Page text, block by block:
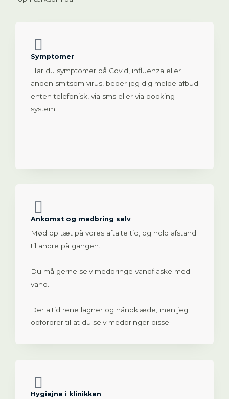
Symptomer
Har du symptomer på Covid, influenza eller
anden smitsom virus, beder jeg dig melde afbud
enten telefonisk, via sms eller via booking
system.
Ankomst og medbring selv
Mød op tæt på vores aftalte tid, og hold afstand
til andre på gangen.
Du må gerne selv medbringe vandflaske med
vand.
Der altid rene lagner og håndklæde, men jeg
opfordrer til at du selv medbringer disse.
Hygiejne i klinikken